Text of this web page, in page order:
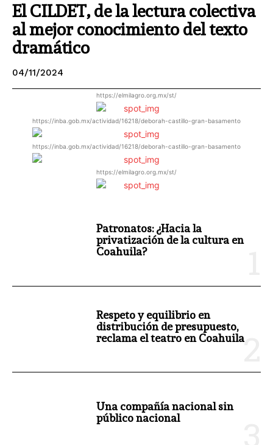
El CILDET, de la lectura colectiva
al mejor conocimiento del texto
dramático
04/11/2024
https://elmilagro.org.mx/st/
https://inba.gob.mx/actividad/16218/deborah-castillo-gran-basamento
https://inba.gob.mx/actividad/16218/deborah-castillo-gran-basamento
https://elmilagro.org.mx/st/
Patronatos: ¿Hacia la
privatización de la cultura en
Coahuila?
Respeto y equilibrio en
distribución de presupuesto,
reclama el teatro en Coahuila
Una compañía nacional sin
público nacional